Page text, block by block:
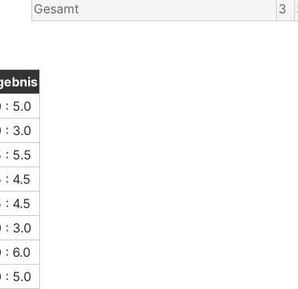
Gesamt
3
: 5.0
: 3.0
: 5.5
: 4.5
: 4.5
: 3.0
: 6.0
: 5.0